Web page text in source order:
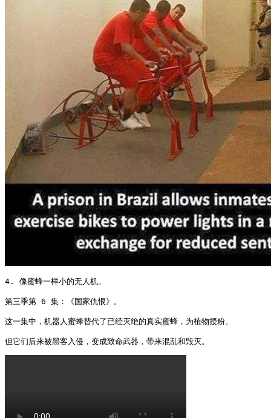
4. 像蜜蜂一样小的无人机。
第三季第 6 集：《国家仇恨》。
这一集中，机器人蜜蜂替代了已经灭绝的真实蜜蜂，为植物授粉。
但它们后来被黑客入侵，变成致命武器，带来混乱和毁灭。